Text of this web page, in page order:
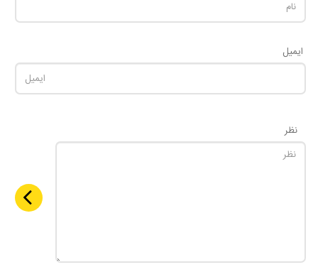
ایمیل
نظر